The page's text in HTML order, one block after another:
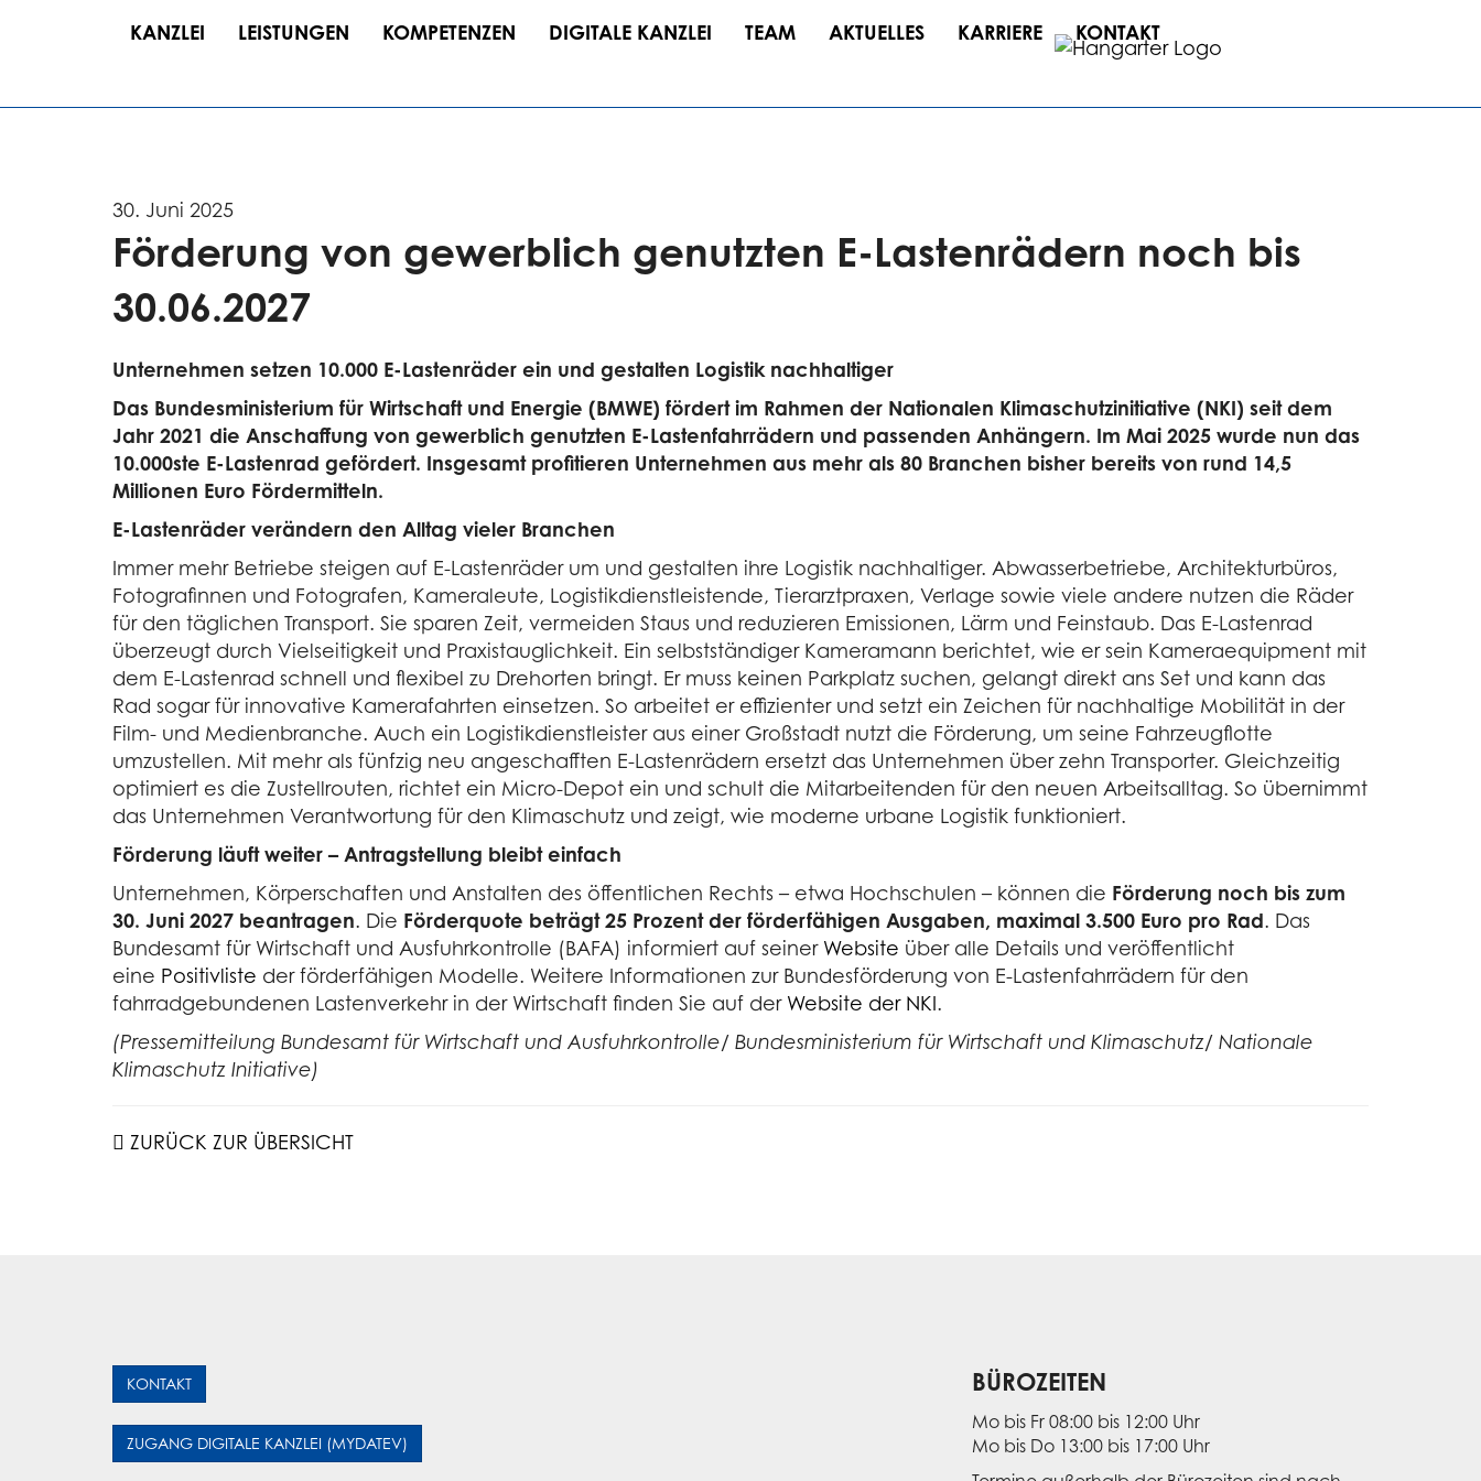
KANZLEI LEISTUNGEN KOMPETENZEN DIGITALE KANZLEI TEAM AKTUELLES KARRIERE KONTAKT
30. Juni 2025
Förderung von gewerblich genutzten E-Lastenrädern noch bis
30.06.2027
Unternehmen setzen 10.000 E-Lastenräder ein und gestalten Logistik nachhaltiger
Das Bundesministerium für Wirtschaft und Energie (BMWE) fördert im Rahmen der Nationalen Klimaschutzinitiative (NKI) seit dem
Jahr 2021 die Anschaffung von gewerblich genutzten E-Lastenfahrrädern und passenden Anhängern. Im Mai 2025 wurde nun das
10.000ste E-Lastenrad gefördert. Insgesamt profitieren Unternehmen aus mehr als 80 Branchen bisher bereits von rund 14,5
Millionen Euro Fördermitteln.
E-Lastenräder verändern den Alltag vieler Branchen
Immer mehr Betriebe steigen auf E-Lastenräder um und gestalten ihre Logistik nachhaltiger. Abwasserbetriebe, Architekturbüros,
Fotografinnen und Fotografen, Kameraleute, Logistikdienstleistende, Tierarztpraxen, Verlage sowie viele andere nutzen die Räder
für den täglichen Transport. Sie sparen Zeit, vermeiden Staus und reduzieren Emissionen, Lärm und Feinstaub. Das E-Lastenrad
überzeugt durch Vielseitigkeit und Praxistauglichkeit. Ein selbstständiger Kameramann berichtet, wie er sein Kameraequipment mit
dem E-Lastenrad schnell und flexibel zu Drehorten bringt. Er muss keinen Parkplatz suchen, gelangt direkt ans Set und kann das
Rad sogar für innovative Kamerafahrten einsetzen. So arbeitet er effizienter und setzt ein Zeichen für nachhaltige Mobilität in der
Film- und Medienbranche. Auch ein Logistikdienstleister aus einer Großstadt nutzt die Förderung, um seine Fahrzeugflotte
umzustellen. Mit mehr als fünfzig neu angeschafften E-Lastenrädern ersetzt das Unternehmen über zehn Transporter. Gleichzeitig
optimiert es die Zustellrouten, richtet ein Micro-Depot ein und schult die Mitarbeitenden für den neuen Arbeitsalltag. So übernimmt
das Unternehmen Verantwortung für den Klimaschutz und zeigt, wie moderne urbane Logistik funktioniert.
Förderung läuft weiter – Antragstellung bleibt einfach
Unternehmen, Körperschaften und Anstalten des öffentlichen Rechts – etwa Hochschulen – können die Förderung noch bis zum
30. Juni 2027 beantragen. Die Förderquote beträgt 25 Prozent der förderfähigen Ausgaben, maximal 3.500 Euro pro Rad. Das
Bundesamt für Wirtschaft und Ausfuhrkontrolle (BAFA) informiert auf seiner Website über alle Details und veröffentlicht
eine Positivliste der förderfähigen Modelle. Weitere Informationen zur Bundesförderung von E-Lastenfahrrädern für den
fahrradgebundenen Lastenverkehr in der Wirtschaft finden Sie auf der Website der NKI.
(Pressemitteilung Bundesamt für Wirtschaft und Ausfuhrkontrolle/ Bundesministerium für Wirtschaft und Klimaschutz/ Nationale
Klimaschutz Initiative)
ZURÜCK ZUR ÜBERSICHT
KONTAKT
ZUGANG DIGITALE KANZLEI (MYDATEV)
BÜROZEITEN
Mo bis Fr 08:00 bis 12:00 Uhr
Mo bis Do 13:00 bis 17:00 Uhr